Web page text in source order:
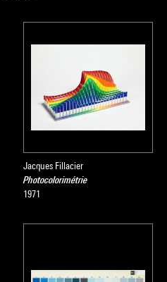
Jacques Fillacier
Photocolorimétrie
1971